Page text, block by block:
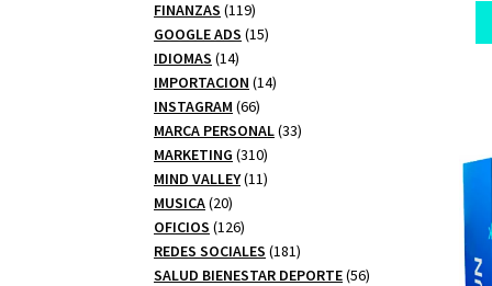
productos
FINANZAS 119119
productos
GOOGLE ADS 1515
IDIOMAS 1414
productos
IMPORTACION 1414
INSTAGRAM 6666
productos
MARCA PERSONAL 3333
MARKETING 310310
productos
MIND VALLEY 1111
MUSICA 2020
productos
OFICIOS 126126
productos
REDES SOCIALES 181181
productos
SALUD BIENESTAR DEPORTE 5656